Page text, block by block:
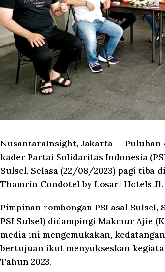
NusantaraInsight, Jakarta — Puluhan
kader Partai Solidaritas Indonesia
Sulsel, Selasa (22/08/2023) pagi tiba
Thamrin Condotel by Losari Hotels Jl.
Pimpinan rombongan PSI asal Sulsel,
PSI Sulsel) didampingi Makmur Ajie
media ini mengemukakan,
bertujuan ikut menyukseskan
Tahun 2023.